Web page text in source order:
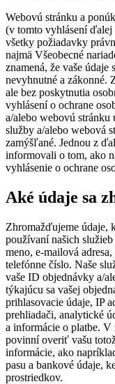
Webovú stránku a
(v tomto vyhlásení ďalej
všetky požiadavky
najmä Všeobecné
znamená, že vaše
nevyhnutné a zákonné.
ale bez poskytnutia
vyhlásení o ochrane
a/alebo webovú
služby a/alebo webová
zamýšľané. Jednou z
informovali o tom, ako
vyhlásenie o ochrane
Aké údaje sa
Zhromažďujeme údaje,
používaní našich
meno, e-mailová
telefónne číslo. Naše
vaše ID objednávky a/
týkajúcu sa vašej
prihlasovacie údaje, IP
prehliadači, analytické
a informácie o platbe. V
povinní overiť vašu
informácie, ako
pasu a bankové údaje,
prostriedkov.